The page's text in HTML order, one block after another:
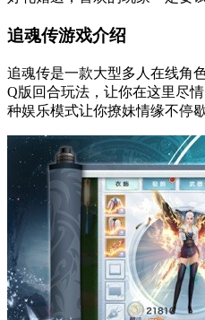
追魂传游戏介绍
追魂传是一款大型多人在线角
Q版回合玩法，让你在这里尽
种娱乐模式让你撩妹情缘不停